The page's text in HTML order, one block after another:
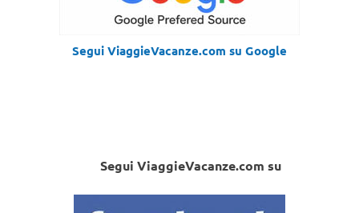
Segui ViaggieVacanze.com su Google
Segui ViaggieVacanze.com su